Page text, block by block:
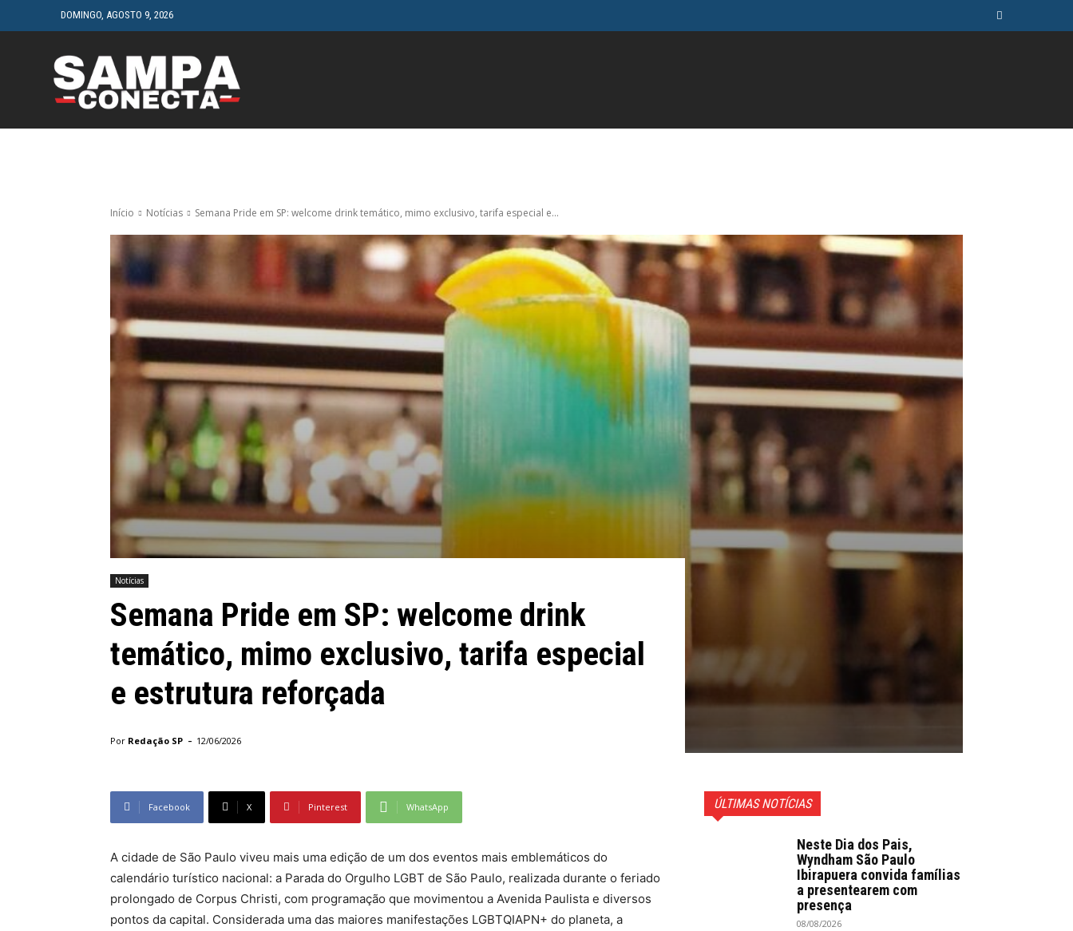
DOMINGO, AGOSTO 9, 2026
Início Notícias Semana Pride em SP: welcome drink temático, mimo exclusivo, tarifa especial e...
Notícias
Semana Pride em SP: welcome drink
temático, mimo exclusivo, tarifa especial
e estrutura reforçada
Por Redação SP - 12/06/2026
Facebook X Pinterest WhatsApp
A cidade de São Paulo viveu mais uma edição de um dos eventos mais emblemáticos do
calendário turístico nacional: a Parada do Orgulho LGBT de São Paulo, realizada durante o feriado
prolongado de Corpus Christi, com programação que movimentou a Avenida Paulista e diversos
pontos da capital. Considerada uma das maiores manifestações LGBTQIAPN+ do planeta, a
ÚLTIMAS NOTÍCIAS
Neste Dia dos Pais,
Wyndham São Paulo
Ibirapuera convida famílias
a presentearem com
presença
08/08/2026